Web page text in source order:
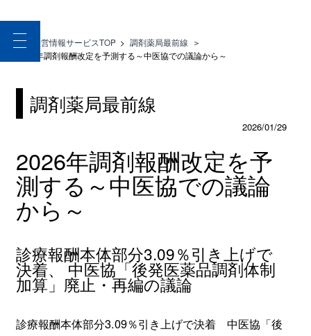
toggle
navigation
医療経営情報サービスTOP > 調剤薬局最前線 ＞
2026年調剤報酬改定を予測する～中医協での議論から～
調剤薬局最前線
2026/01/29
2026年調剤報酬改定を予
測する～中医協での議論
から～
診療報酬本体部分3.09％引き上げで
決着、 中医協「後発医薬品調剤体制
加算」廃止・再編の議論
診療報酬本体部分3.09％引き上げで決着 中医協「後